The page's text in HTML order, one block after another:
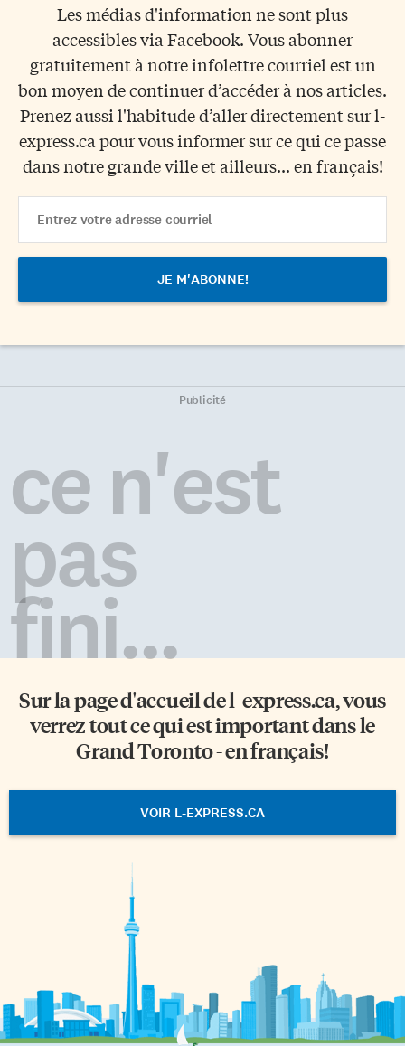
Les médias d'information ne sont plus
accessibles via Facebook. Vous abonner
gratuitement à notre infolettre courriel est un
bon moyen de continuer d’accéder à nos articles.
Prenez aussi l'habitude d’aller directement sur l-
express.ca pour vous informer sur ce qui ce passe
dans notre grande ville et ailleurs... en français!
Address
Publicité
ce n'est
pas
fini...
Sur la page d'accueil del-express.ca, vous
verrez tout ce qui est important dans le
Grand Toronto - en français!
VOIR L-EXPRESS.CA